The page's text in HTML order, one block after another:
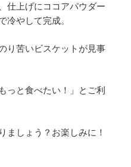
仕上げにココアパウダー
冷やして完成。
り苦いビスケットが見事
っと食べたい！」とご利
ましょう？お楽しみに！